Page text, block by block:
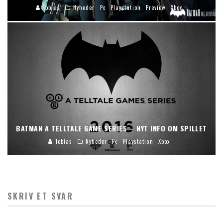
Tobias Nyheder Pc Playstation Preview Xbox
BATMAN A TELLTALE GAME SERIES – NYT INFO OM SPILLET
Tobias Nyheder Pc Playstation Xbox
SKRIV ET SVAR